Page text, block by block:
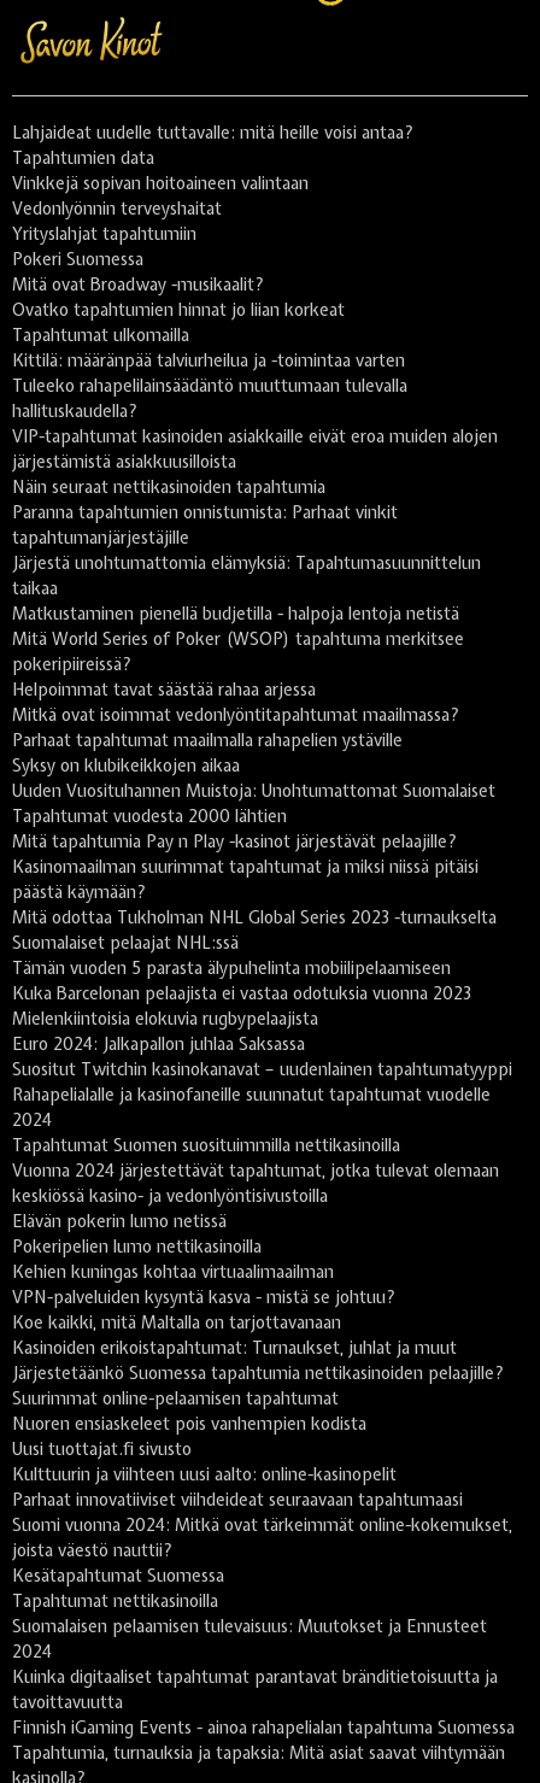
Lahjaideat uudelle tuttavalle: mitä heille voisi antaa?
Tapahtumien data
Vinkkejä sopivan hoitoaineen valintaan
Vedonlyönnin terveyshaitat
Yrityslahjat tapahtumiin
Pokeri Suomessa
Mitä ovat Broadway -musikaalit?
Ovatko tapahtumien hinnat jo liian korkeat
Tapahtumat ulkomailla
Kittilä: määränpää talviurheilua ja -toimintaa varten
Tuleeko rahapelilainsäädäntö muuttumaan tulevalla
hallituskaudella?
VIP-tapahtumat kasinoiden asiakkaille eivät eroa muiden alojen
järjestämistä asiakkuusilloista
Näin seuraat nettikasinoiden tapahtumia
Paranna tapahtumien onnistumista: Parhaat vinkit
tapahtumanjärjestäjille
Järjestä unohtumattomia elämyksiä: Tapahtumasuunnittelun
taikaa
Matkustaminen pienellä budjetilla - halpoja lentoja netistä
Mitä World Series of Poker (WSOP) tapahtuma merkitsee
pokeripiireissä?
Helpoimmat tavat säästää rahaa arjessa
Mitkä ovat isoimmat vedonlyöntitapahtumat maailmassa?
Parhaat tapahtumat maailmalla rahapelien ystäville
Syksy on klubikeikkojen aikaa
Uuden Vuosituhannen Muistoja: Unohtumattomat Suomalaiset
Tapahtumat vuodesta 2000 lähtien
Mitä tapahtumia Pay n Play -kasinot järjestävät pelaajille?
Kasinomaailman suurimmat tapahtumat ja miksi niissä pitäisi
päästä käymään?
Mitä odottaa Tukholman NHL Global Series 2023 -turnaukselta
Suomalaiset pelaajat NHL:ssä
Tämän vuoden 5 parasta älypuhelinta mobiilipelaamiseen
Kuka Barcelonan pelaajista ei vastaa odotuksia vuonna 2023
Mielenkiintoisia elokuvia rugbypelaajista
Euro 2024: Jalkapallon juhlaa Saksassa
Suositut Twitchin kasinokanavat – uudenlainen tapahtumatyyppi
Rahapelialalle ja kasinofaneille suunnatut tapahtumat vuodelle
2024
Tapahtumat Suomen suosituimmilla nettikasinoilla
Vuonna 2024 järjestettävät tapahtumat, jotka tulevat olemaan
keskiössä kasino- ja vedonlyöntisivustoilla
Elävän pokerin lumo netissä
Pokeripelien lumo nettikasinoilla
Kehien kuningas kohtaa virtuaalimaailman
VPN-palveluiden kysyntä kasva - mistä se johtuu?
Koe kaikki, mitä Maltalla on tarjottavanaan
Kasinoiden erikoistapahtumat: Turnaukset, juhlat ja muut
Järjestetäänkö Suomessa tapahtumia nettikasinoiden pelaajille?
Suurimmat online-pelaamisen tapahtumat
Nuoren ensiaskeleet pois vanhempien kodista
Uusi tuottajat.fi sivusto
Kulttuurin ja viihteen uusi aalto: online-kasinopelit
Parhaat innovatiiviset viihdeideat seuraavaan tapahtumaasi
Suomi vuonna 2024: Mitkä ovat tärkeimmät online-kokemukset,
joista väestö nauttii?
Kesätapahtumat Suomessa
Tapahtumat nettikasinoilla
Suomalaisen pelaamisen tulevaisuus: Muutokset ja Ennusteet
2024
Kuinka digitaaliset tapahtumat parantavat bränditietoisuutta ja
tavoittavuutta
Finnish iGaming Events - ainoa rahapelialan tapahtuma Suomessa
Tapahtumia, turnauksia ja tapaksia: Mitä asiat saavat viihtymään
kasinolla?